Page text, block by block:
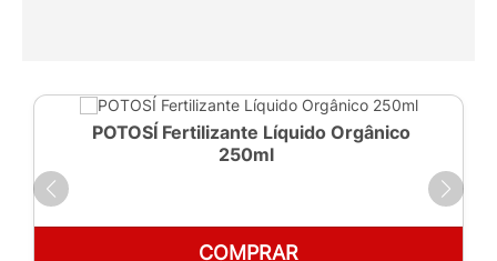
POTOSÍ Fertilizante Líquido Orgânico
250ml
COMPRAR